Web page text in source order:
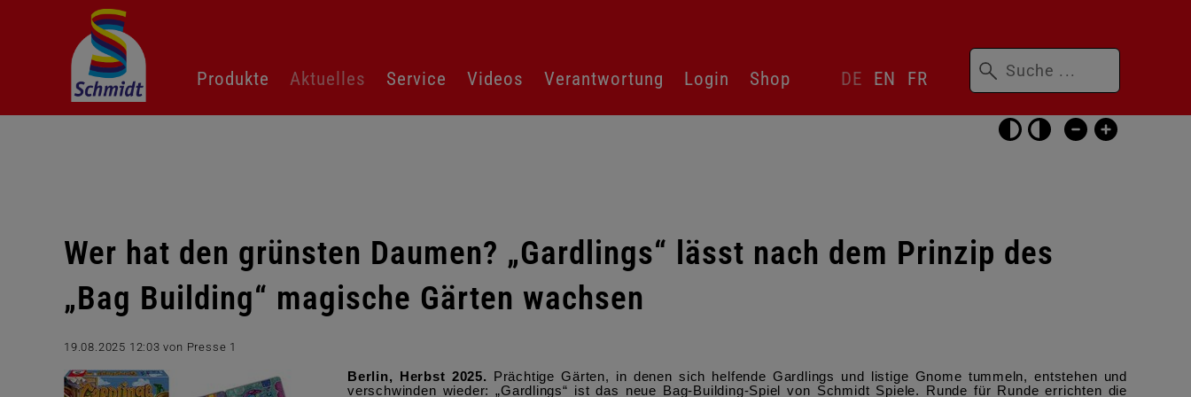
Barrierefrei-
Einstellungen
überspringen
überspringen
Produkte Aktuelles Service Videos Verantwortung Login Shop
überspringen
DE EN FR
Suchbegriffe
Wer hat den grünsten Daumen? „Gardlings“ lässt nach dem Prinzip des
„Bag Building“ magische Gärten wachsen
19.08.2025 12:03 von Presse 1
Berlin, Herbst 2025.
Prächtige Gärten, in denen sich helfende Gardlings und listige Gnome tummeln, entstehen und
verschwinden wieder: „Gardlings“ ist das neue Bag-Building-Spiel von Schmidt Spiele. Runde für Runde errichten die